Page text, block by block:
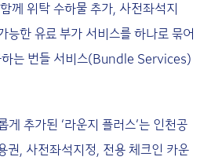
께 위탁 수하물 추가, 사전좌석지
능한 유료 부가 서비스를 하나로 묶어
는 번들 서비스(Bundle Services)
추가된 ‘라운지 플러스’는 인천공
권, 사전좌석지정, 전용 체크인 카운